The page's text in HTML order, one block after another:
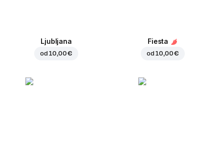
Ljubljana
od10,00 €
Fiesta
od10,00 €